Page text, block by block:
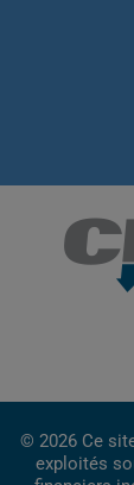
© 2026 Ce
exploités